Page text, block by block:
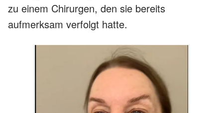
zu einem Chirurgen, den sie bereits
aufmerksam verfolgt hatte.